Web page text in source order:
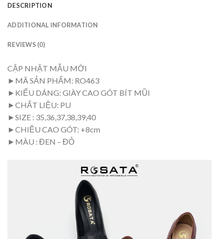
DESCRIPTION
ADDITIONAL INFORMATION
REVIEWS (0)
CẬP NHẬT MẪU MỚI
►MÃ SẢN PHẨM: RO463
►KIỂU DÁNG: GIÀY CAO GÓT BÍT MŨI
►CHẤT LIỆU: PU
►SIZE : 35,36,37,38,39,40
►CHIỀU CAO GÓT: +8cm
►MÀU : ĐEN – ĐỎ